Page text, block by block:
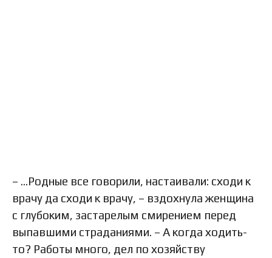
– …Родные все говорили, настаивали: сходи к
врачу да сходи к врачу, – вздохнула женщина
с глубоким, застарелым смирением перед
выпавшими страданиями. – А когда ходить-
то? Работы много, дел по хозяйству